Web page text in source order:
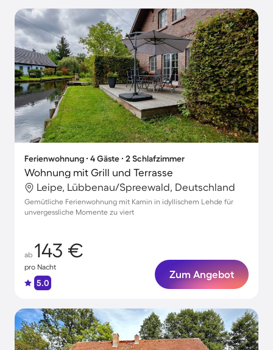
Ferienwohnung ∙ 4 Gäste ∙ 2 Schlafzimmer
Wohnung mit Grill und Terrasse
Leipe, Lübbenau/Spreewald, Deutschland
Gemütliche Ferienwohnung mit Kamin in idyllischem Lehde für
unvergessliche Momente zu viert
ab 143 €
pro Nacht
5.0
Zum Angebot